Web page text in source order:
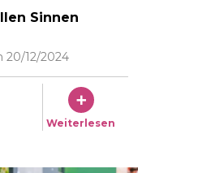
Mai 2024 Foto: © Vera
Sinnen
20/12/2024
Weiterlesen